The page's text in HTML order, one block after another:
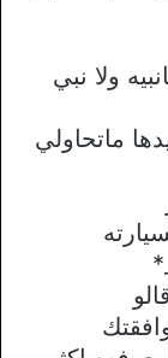
ولا نبي
ماتحاولي